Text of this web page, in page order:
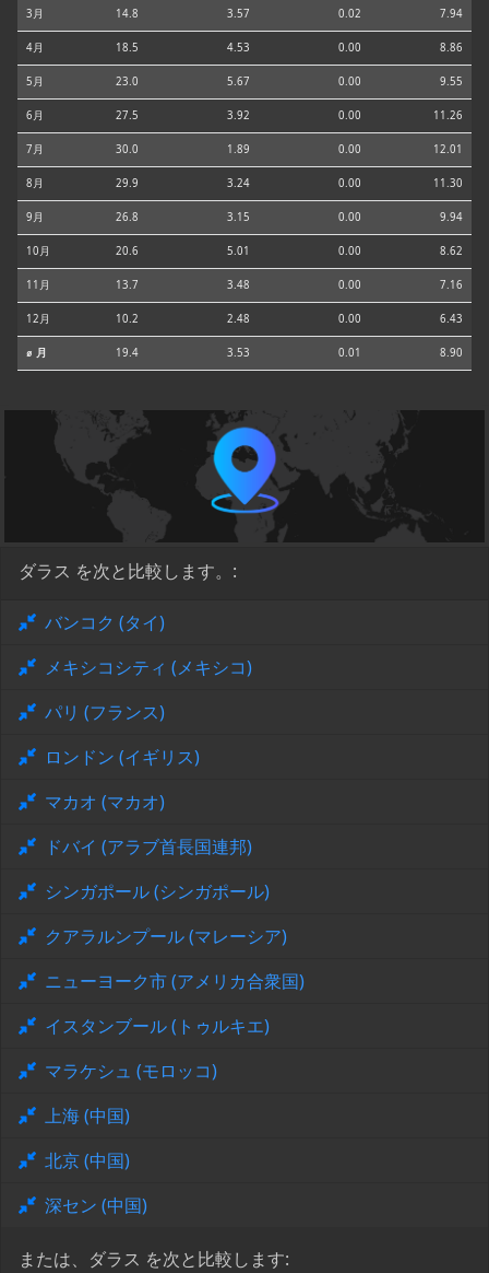
3月 14.8 3.57 0.02 7.94
4月 18.5 4.53 0.00 8.86
5月 23.0 5.67 0.00 9.55
6月 27.5 3.92 0.00 11.26
7月 30.0 1.89 0.00 12.01
8月 29.9 3.24 0.00 11.30
9月 26.8 3.15 0.00 9.94
10月 20.6 5.01 0.00 8.62
11月 13.7 3.48 0.00 7.16
12月 10.2 2.48 0.00 6.43
⌀ 月 19.4 3.53 0.01 8.90
ダラス を次と比較します。:
バンコク (タイ)
メキシコシティ (メキシコ)
パリ (フランス)
ロンドン (イギリス)
マカオ (マカオ)
ドバイ (アラブ首長国連邦)
シンガポール (シンガポール)
クアラルンプール (マレーシア)
ニューヨーク市 (アメリカ合衆国)
イスタンブール (トゥルキエ)
マラケシュ (モロッコ)
上海 (中国)
北京 (中国)
深セン (中国)
または、ダラス を次と比較します: